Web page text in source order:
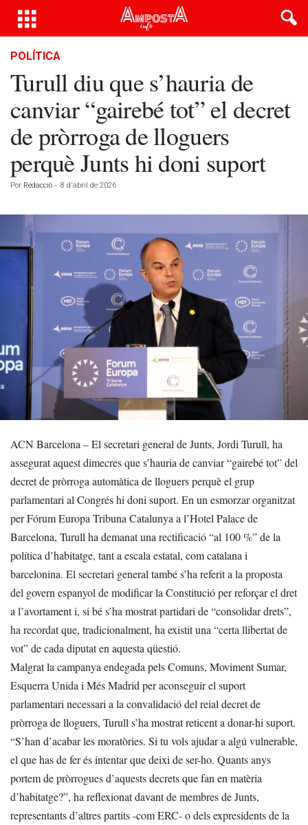
POLÍTICA
Turull diu que s’hauria de
canviar “gairebé tot” el decret
de pròrroga de lloguers
perquè Junts hi doni suport
Por Redacció - 8 d'abril de 2026
ACN Barcelona – El secretari general de Junts, Jordi Turull, ha
assegurat aquest dimecres que s’hauria de canviar “gairebé tot” del
decret de pròrroga automàtica de lloguers perquè el grup
parlamentari al Congrés hi doni suport. En un esmorzar organitzat
per Fórum Europa Tribuna Catalunya a l’Hotel Palace de
Barcelona, Turull ha demanat una rectificació “al 100 %” de la
política d’habitatge, tant a escala estatal, com catalana i
barcelonina. El secretari general també s’ha referit a la proposta
del govern espanyol de modificar la Constitució per reforçar el dret
a l’avortament i, si bé s’ha mostrat partidari de “consolidar drets”,
ha recordat que, tradicionalment, ha existit una “certa llibertat de
vot” de cada diputat en aquesta qüestió.
Malgrat la campanya endegada pels Comuns, Moviment Sumar,
Esquerra Unida i Més Madrid per aconseguir el suport
parlamentari necessari a la convalidació del reial decret de
pròrroga de lloguers, Turull s’ha mostrat reticent a donar-hi suport.
“S’han d’acabar les moratòries. Si tu vols ajudar a algú vulnerable,
el que has de fer és intentar que deixi de ser-ho. Quants anys
portem de pròrrogues d’aquests decrets que fan en matèria
d’habitatge?”, ha reflexionat davant de membres de Junts,
representants d’altres partits -com ERC- o dels expresidents de la